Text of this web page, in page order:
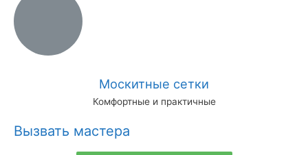
Москитные сетки
Комфортные и практичные
Вызвать мастера